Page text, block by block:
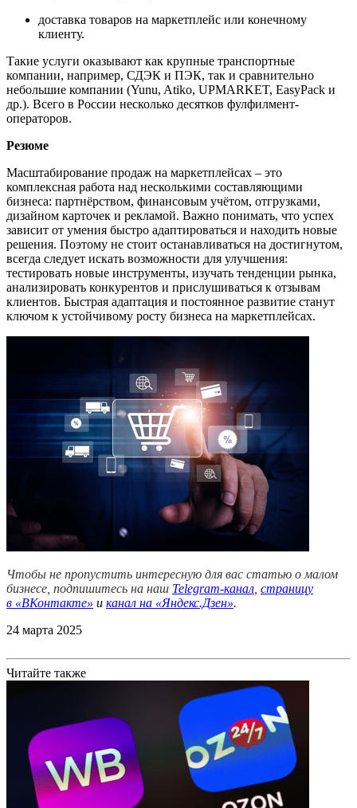
доставка товаров на маркетплейс или конечному
клиенту.
Такие услуги оказывают как крупные транспортные
компании, например, СДЭК и ПЭК, так и сравнительно
небольшие компании (Yunu, Atiko, UPMARKET, EasyPack и
др.). Всего в России несколько десятков фулфилмент-
операторов.
Резюме
Масштабирование продаж на маркетплейсах – это
комплексная работа над несколькими составляющими
бизнеса: партнёрством, финансовым учётом, отгрузками,
дизайном карточек и рекламой. Важно понимать, что успех
зависит от умения быстро адаптироваться и находить новые
решения. Поэтому не стоит останавливаться на достигнутом,
всегда следует искать возможности для улучшения:
тестировать новые инструменты, изучать тенденции рынка,
анализировать конкурентов и прислушиваться к отзывам
клиентов. Быстрая адаптация и постоянное развитие станут
ключом к устойчивому росту бизнеса на маркетплейсах.
Чтобы не пропустить интересную для вас статью о малом
бизнесе, подпишитесь на наш Telegram-канал страницу
в «ВКонтакте» и канал на «Яндекс.Дзен».
24 марта 2025
Читайте также